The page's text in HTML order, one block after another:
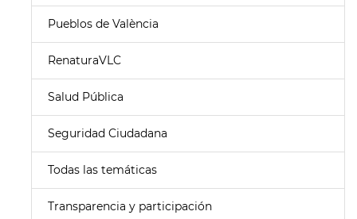
Pueblos de València
RenaturaVLC
Salud Pública
Seguridad Ciudadana
Todas las temáticas
Transparencia y participación